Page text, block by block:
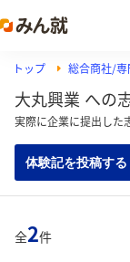
トップ 総合商社/専
大丸興業 への
実際に企業に提出した
体験記を投稿する
全2件